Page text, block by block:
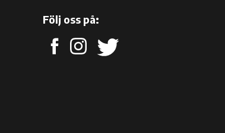
Följ oss på: